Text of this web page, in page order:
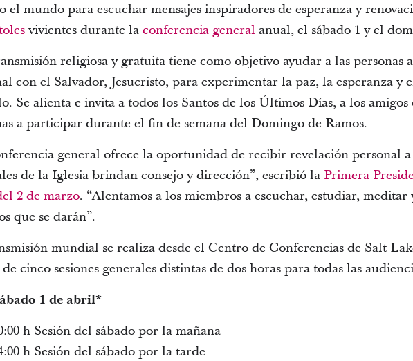
el mundo para escuchar mensajes inspiradores de esperanza y
vivientes durante la conferencia general anual, el sábado 1 y el
religiosa y gratuita tiene como objetivo ayudar a las personas
con el Salvador, Jesucristo, para experimentar la paz, la esperanza y
Se alienta e invita a todos los Santos de los Últimos Días, a los amigos
a participar durante el fin de semana del Domingo de Ramos.
general ofrece la oportunidad de recibir revelación personal
de la Iglesia brindan consejo y dirección”, escribió la Primera
2 de marzo. “Alentamos a los miembros a escuchar, estudiar,
que se darán”.
mundial se realiza desde el Centro de Conferencias de Salt
cinco sesiones generales distintas de dos horas para todas las
1 de abril*
h Sesión del sábado por la mañana
h Sesión del sábado por la tarde